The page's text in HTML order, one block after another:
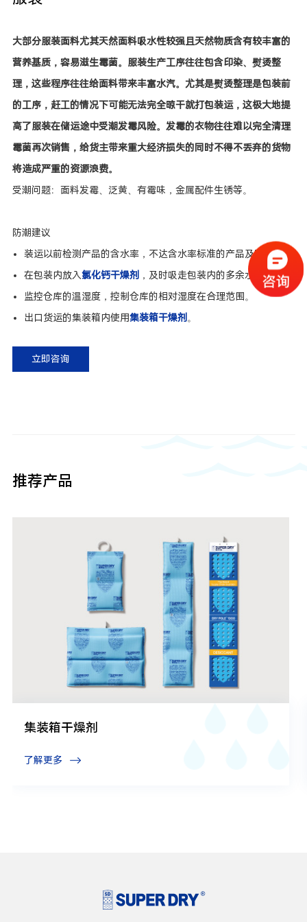
大部分服装面料尤其天然面料吸水性较强且天然物质含有较丰富的
营养基质，容易滋生霉菌。服装生产工序往往包含印染、熨烫整
理，这些程序往往给面料带来丰富水汽。尤其是熨烫整理是包装前
的工序，赶工的情况下可能无法完全晾干就打包装运，这极大地提
高了服装在储运途中受潮发霉风险。发霉的衣物往往难以完全清理
霉菌再次销售，给货主带来重大经济损失的同时不得不丢弃的货物
将造成严重的资源浪费。
受潮问题：面料发霉、泛黄、有霉味，金属配件生锈等。
防潮建议
装运以前检测产品的含水率，不达含水率标准的产品及时晾干。
在包装内放入氯化钙干燥剂 ，及时吸走包装内的多余水汽。
监控仓库的温湿度，控制仓库的相对湿度在合理范围。
出口货运的集装箱内使用集装箱干燥剂 。
立即咨询
推荐产品
集装箱干燥剂
了解更多